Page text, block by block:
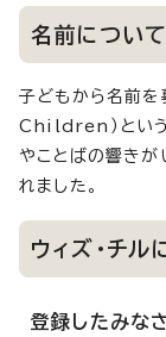
名前について
子どもから名前を
Children）という
やことばの響きが
れました。
ウィズ・チ
登録したみな